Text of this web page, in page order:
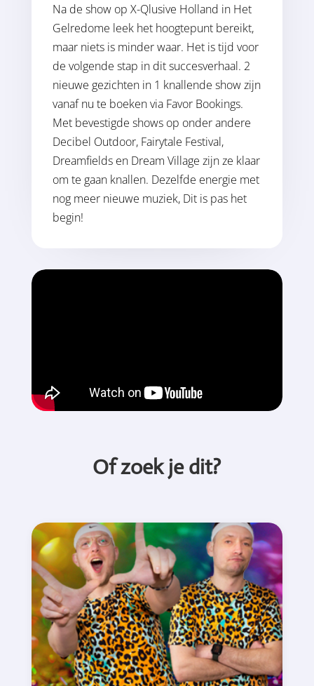
Na de show op X-Qlusive Holland in Het
Gelredome leek het hoogtepunt bereikt,
maar niets is minder waar. Het is tijd voor
de volgende stap in dit succesverhaal. 2
nieuwe gezichten in 1 knallende show zijn
vanaf nu te boeken via Favor Bookings.
Met bevestigde shows op onder andere
Decibel Outdoor, Fairytale Festival,
Dreamfields en Dream Village zijn ze klaar
om te gaan knallen. Dezelfde energie met
nog meer nieuwe muziek, Dit is pas het
begin!
Of zoek je dit?